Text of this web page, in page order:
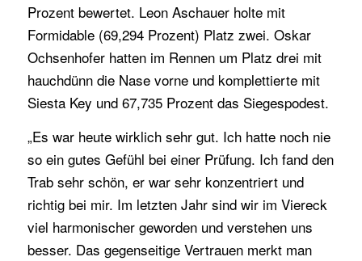
Prozent bewertet. Leon Aschauer holte mit
Formidable (69,294 Prozent) Platz zwei. Oskar
Ochsenhofer hatten im Rennen um Platz drei mit
hauchdünn die Nase vorne und komplettierte mit
Siesta Key und 67,735 Prozent das Siegespodest.
„Es war heute wirklich sehr gut. Ich hatte noch nie
so ein gutes Gefühl bei einer Prüfung. Ich fand den
Trab sehr schön, er war sehr konzentriert und
richtig bei mir. Im letzten Jahr sind wir im Viereck
viel harmonischer geworden und verstehen uns
besser. Das gegenseitige Vertrauen merkt man